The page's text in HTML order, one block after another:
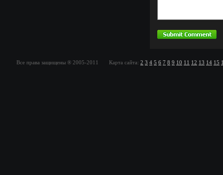
Все права защищены ® 2005-2011 Карта сайта: 2 3 4 5 6 7 8 9 10 11 12 13 14 15